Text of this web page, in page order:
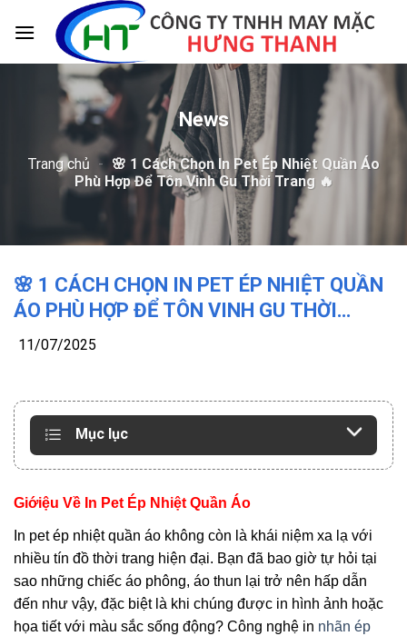
News
Trang chủ - 🌸 1 Cách Chọn In Pet Ép Nhiệt Quần Áo
Phù Hợp Để Tôn Vinh Gu Thời Trang 🔥
🌸 1 CÁCH CHỌN IN PET ÉP NHIỆT QUẦN
ÁO PHÙ HỢP ĐỂ TÔN VINH GU THỜI
TRANG 🔥
11/07/2025
Mục lục
Giớiệu Về In Pet Ép Nhiệt Quần Áo
In pet ép nhiệt quần áo không còn là khái niệm xa lạ với
nhiều tín đồ thời trang hiện đại. Bạn đã bao giờ tự hỏi tại
sao những chiếc áo phông, áo thun lại trở nên hấp dẫn
đến như vậy, đặc biệt là khi chúng được in hình ảnh hoặc
họa tiết với màu sắc sống động? Công nghệ in nhãn ép